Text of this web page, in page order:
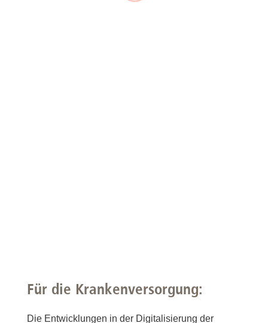
Für die Krankenversorgung:
Die Entwicklungen in der Digitalisierung der